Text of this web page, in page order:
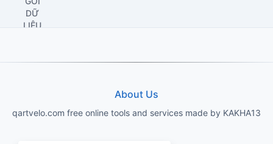
About Us
qartvelo.com free online tools and services made by KAKHA13